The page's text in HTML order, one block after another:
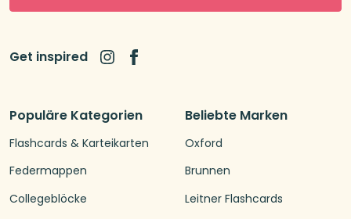
Populäre Kategorien
Flashcards & Karteikarten
Federmappen
Collegeblöcke
Beliebte Marken
Oxford
Brunnen
Leitner Flashcards
Get inspired